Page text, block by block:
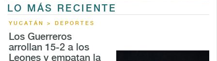
LO MÁS RECIENTE
YUCATÁN > DEPORTES
Los Guerreros
arrollan 15-2 a los
Leones y empatan la